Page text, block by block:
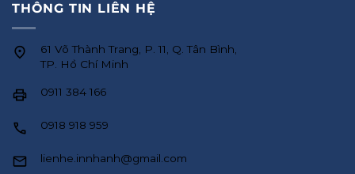
THÔNG TIN LIÊN HỆ
61 Võ Thành Trang, P. 11, Q. Tân Bình,
TP. Hồ Chí Minh
0911 384 166
0918 918 959
lienhe.innhanh@gmail.com